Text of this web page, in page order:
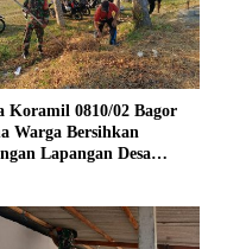
Koramil 0810/02 Bagor
Warga Bersihkan
Lapangan Desa